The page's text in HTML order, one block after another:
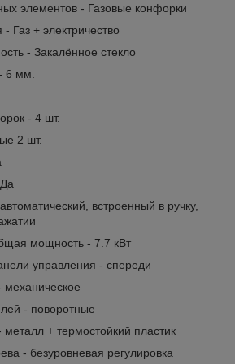
элементов - Газовые конфорки
Газ + электричество
- Закалённое стекло
6 мм.
- 4 шт.
2 шт.
встроенный в ручку,
мощность - 7.7 кВт
управления - спереди
механическое
- поворотные
+ термостойкий пластик
- безуровневая регулировка